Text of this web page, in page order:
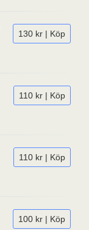
130 kr | Köp
110 kr | Köp
110 kr | Köp
100 kr | Köp